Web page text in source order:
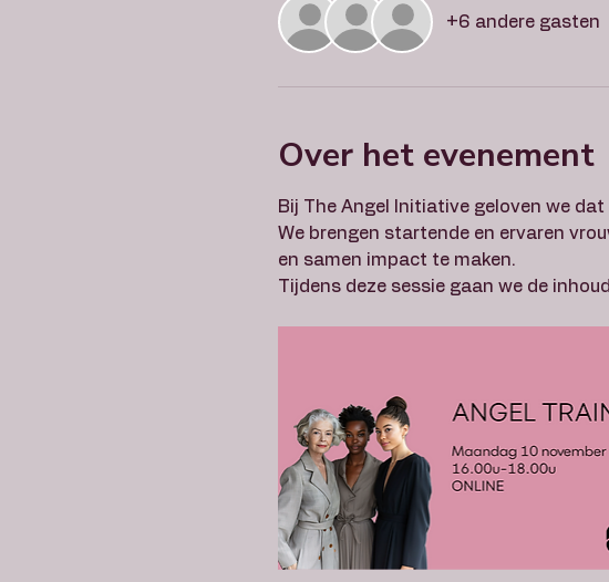
+6 andere gasten
Over het evenement
Bij The Angel Initiative geloven we
We brengen startende en ervaren
en samen impact te maken.
Tijdens deze sessie gaan we de